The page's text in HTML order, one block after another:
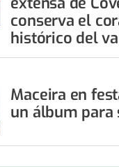
conserva el
histórico del
Maceira en
un álbum para